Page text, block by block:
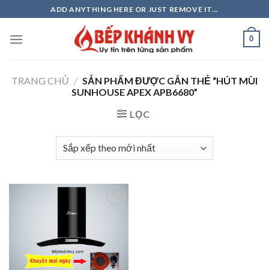
to
content
ADD ANYTHING HERE OR JUST REMOVE IT...
0
TRANG CHỦ / SẢN PHẨM ĐƯỢC GẮN THẺ “HÚT MÙI
SUNHOUSE APEX APB6680”
LỌC